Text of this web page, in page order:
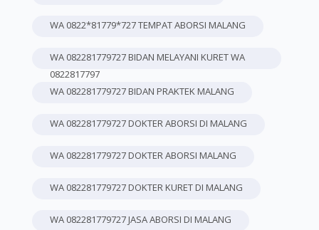
WA 0822*81779*727 TEMPAT ABORSI MALANG
WA 082281779727 BIDAN MELAYANI KURET WA
0822817797
WA 082281779727 BIDAN PRAKTEK MALANG
WA 082281779727 DOKTER ABORSI DI MALANG
WA 082281779727 DOKTER ABORSI MALANG
WA 082281779727 DOKTER KURET DI MALANG
WA 082281779727 JASA ABORSI DI MALANG